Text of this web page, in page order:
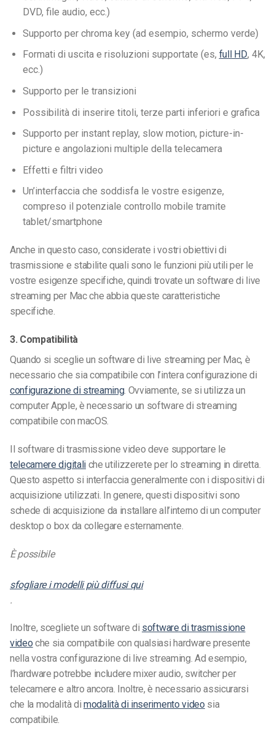
DVD, file audio, ecc.)
Supporto per chroma key (ad esempio, schermo verde)
Formati di uscita e risoluzioni supportate (es, full HD, 4K,
ecc.)
Supporto per le transizioni
Possibilità di inserire titoli, terze parti inferiori e grafica
Supporto per instant replay, slow motion, picture-in-
picture e angolazioni multiple della telecamera
Effetti e filtri video
Un’interfaccia che soddisfa le vostre esigenze,
compreso il potenziale controllo mobile tramite
tablet/smartphone
Anche in questo caso, considerate i vostri obiettivi di
trasmissione e stabilite quali sono le funzioni più utili per le
vostre esigenze specifiche, quindi trovate un software di live
streaming per Mac che abbia queste caratteristiche
specifiche.
3. Compatibilità
Quando si sceglie un software di live streaming per Mac, è
necessario che sia compatibile con l’intera configurazione di
configurazione di streaming. Ovviamente, se si utilizza un
computer Apple, è necessario un software di streaming
compatibile con macOS.
Il software di trasmissione video deve supportare le
telecamere digitaliche utilizzerete per lo streaming in diretta.
Questo aspetto si interfaccia generalmente con i dispositivi di
acquisizione utilizzati. In genere, questi dispositivi sono
schede di acquisizione da installare all’interno di un computer
desktop o box da collegare esternamente.
È possibile
sfogliare i modelli più diffusi qui
.
Inoltre, scegliete un software di software di trasmissione
video che sia compatibile con qualsiasi hardware presente
nella vostra configurazione di live streaming. Ad esempio,
l’hardware potrebbe includere mixer audio, switcher per
telecamere e altro ancora. Inoltre, è necessario assicurarsi
che la modalità di modalità di inserimento video sia
compatibile.